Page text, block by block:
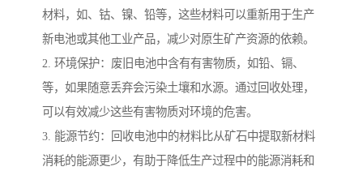
材料，如、钴、镍、铅等，这些材料可以重新用于生产
新电池或其他工业产品，减少对原生矿产资源的依赖。
2. 环境保护：废旧电池中含有有害物质，如铅、镉、
等，如果随意丢弃会污染土壤和水源。通过回收处理，
可以有效减少这些有害物质对环境的危害。
3. 能源节约：回收电池中的材料比从矿石中提取新材料
消耗的能源更少，有助于降低生产过程中的能源消耗和